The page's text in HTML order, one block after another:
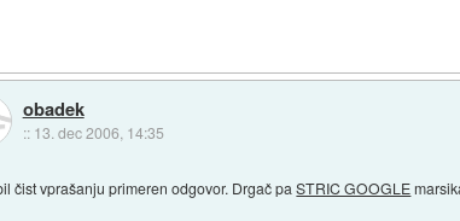
obadek
:: 13. dec 2006, 14:35
čist vprašanju primeren odgovor. Drgač paSTRIC GOOGLE